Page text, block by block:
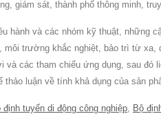
giám sát, thành phố thông minh,
hành và các nhóm kỹ thuật,
môi trường khắc nghiệt, bảo trì từ
và các tham chiếu ứng dụng, sau
luận về tính khả dụng của sản
định tuyến di động công nghiệp Bộ